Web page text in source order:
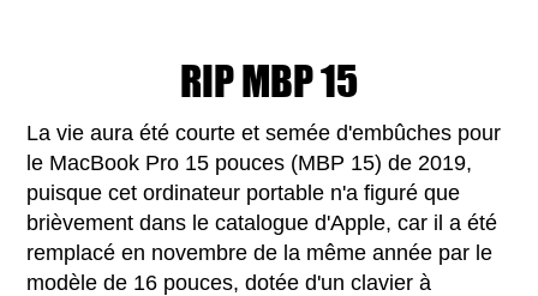
RIP MBP 15
La vie aura été courte et semée d'embûches pour
le MacBook Pro 15 pouces (MBP 15) de 2019,
puisque cet ordinateur portable n'a figuré que
brièvement dans le catalogue d'Apple, car il a été
remplacé en novembre de la même année par le
modèle de 16 pouces, dotée d'un clavier à